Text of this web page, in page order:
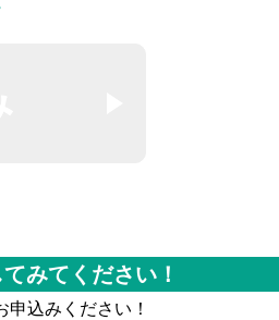
みてください！
申込みください！